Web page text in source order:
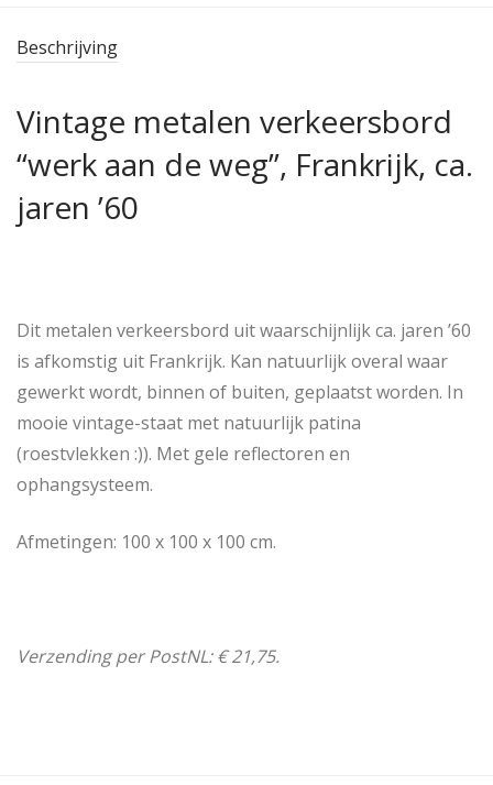
Beschrijving
Vintage metalen verkeersbord
“werk aan de weg”, Frankrijk, ca.
jaren ’60
Dit metalen verkeersbord uit waarschijnlijk ca. jaren ’60
is afkomstig uit Frankrijk. Kan natuurlijk overal waar
gewerkt wordt, binnen of buiten, geplaatst worden. In
mooie vintage-staat met natuurlijk patina
(roestvlekken :)). Met gele reflectoren en
ophangsysteem.
Afmetingen: 100 x 100 x 100 cm.
Verzending per PostNL: € 21,75.